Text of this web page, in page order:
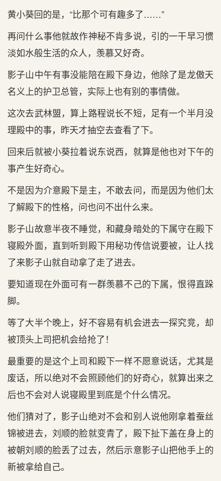
黄小葵回的是，“比那个可有趣多了……”
再问什么事他就故作神秘不肯多说，引的一干早习惯
淡如水般生活的众人，羡慕又好奇。
影子山中午有事没能陪在殿下身边，他除了是龙傲天
名义上的护卫总管，实际上也有别的事情做。
这次去武林盟，算上路程说长不短，足有一个半月没
理殿中的事，昨天才抽空去查看了下。
回来后就被小葵拉着说东说西，就算是他也对下午的
事产生好奇心。
不是因为介意殿下是主，不敢去问，而是因为他们太
了解殿下的性格，问也问不出什么来。
影子山故意半夜不睡觉，和藏身暗处的下属守在殿下
寝殿外面，直到听到殿下用秘功传信说要被，让人找
了来影子山就自动拿了走了进去。
要知道现在外面可有一群羡慕不己的下属，恨得直跺
脚。
等了大半个晚上，好不容易有机会进去一探究竞，却
被顶头上司把机会给抢了！
最重要的是这个上司和殿下一样不愿意说话，尤其是
废话，所以绝对不会照顾他们的好奇心，就算出来之
后也不会对人说寝殿里到底是个什么情况。
他们猜对了，影子山绝对不会和别人说他刚拿着蚕丝
锦被进去，刘顺的脸就变青了，殿下扯下盖在身上的
被朝刘顺的脸丢了过去，然后示意影子山把他手上的
新被拿给自己。